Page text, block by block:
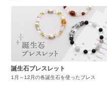
誕生石ブレスレット
1月～12月の各誕生石を使ったブレス